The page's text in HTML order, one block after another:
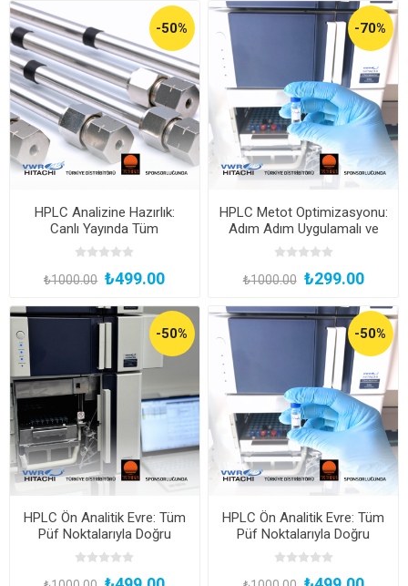
-50%
HPLC Analizine Hazırlık:
Canlı Yayında Tüm
Detaylarıyla!
₺1000.00 ₺499.00
-70%
HPLC Metot Optimizasyonu:
Adım Adım Uygulamalı ve
Çevrimiçi Canlı Yayın
₺1000.00 ₺299.00
-50%
HPLC Ön Analitik Evre: Tüm
Püf Noktalarıyla Doğru
Standart ve Numune
Hazırlığı
-50%
HPLC Ön Analitik Evre: Tüm
Püf Noktalarıyla Doğru
Standart ve Numune
Hazırlığı